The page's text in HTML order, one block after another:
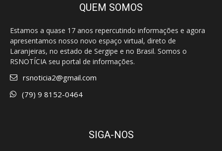
QUEM SOMOS
Estamos a quase 17 anos repercutindo informações e agora
apresentamos nosso novo espaço virtual, direto de
Laranjeiras, no estado de Sergipe e no Brasil. Somos o
RSNOTÍCIA seu portal de informações.
rsnoticia2@gmail.com
(79) 9 8152-0464
SIGA-NOS